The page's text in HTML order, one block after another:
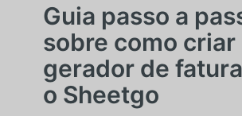
Guia passo a
sobre como criar
gerador de
o Sheetgo